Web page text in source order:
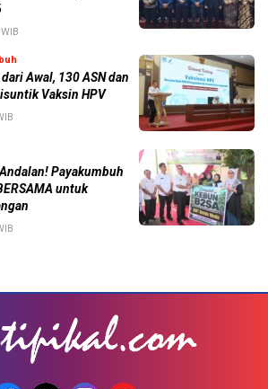
Awal, 130 ASN dan
Vaksin HPV
Payakumbuh
untuk